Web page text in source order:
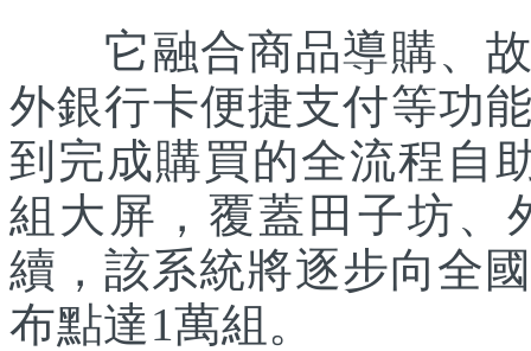
它融合商品導購、故
外銀行卡便捷支付等功
到完成購買的全流程自
組大屏，覆蓋田子坊、
續，該系統將逐步向全
布點達1萬組。